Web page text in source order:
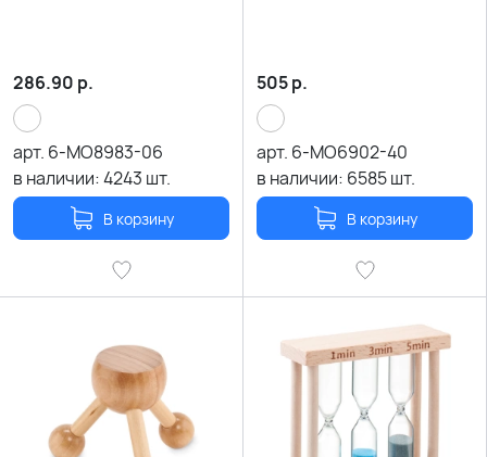
286.90 р.
арт. 6-MO8983-06
в наличии:4243 шт.
В корзину
505р.
арт. 6-MO6902-40
в наличии: 6585шт.
В корзину